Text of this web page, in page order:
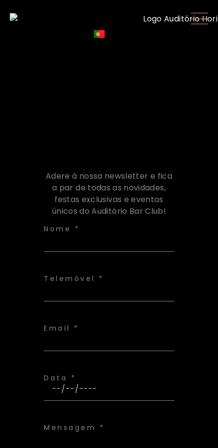
Adere à nossa newsletter e fica
a par de todas as novidades,
festas exclusivas e eventos
únicos do Auditório Bar Club!
Nome *
Telemóvel *
Email *
Data *
Mensagem *